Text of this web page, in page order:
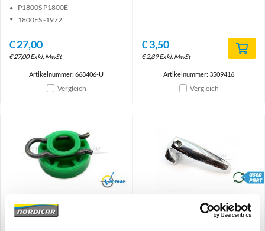
P1800S P1800E
1800ES -1972
€27,00
€27,00 Exkl. MwSt
Artikelnummer: 668406-U
Vergleich
€3,50
€2,89 Exkl. MwSt
Artikelnummer: 3509416
Vergleich
Brand
Gleitbacke Fensterheber
Volvo 850 9152606
brand
Ausstellfenster Hebel links